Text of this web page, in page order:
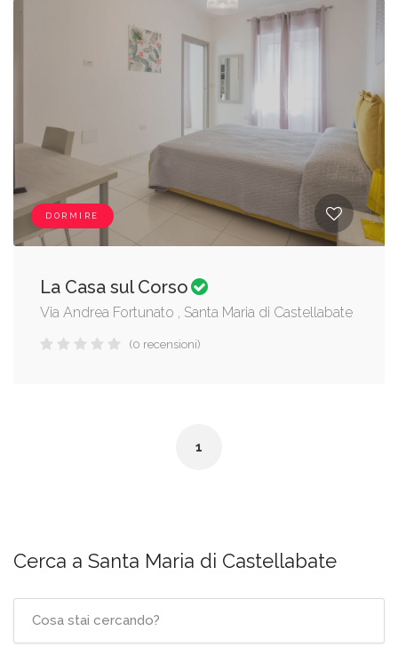
DORMIRE
La Casa sul Corso
Via Andrea Fortunato , Santa Maria di Castellabate
(0 recensioni)
1
Cerca a Santa Maria di Castellabate